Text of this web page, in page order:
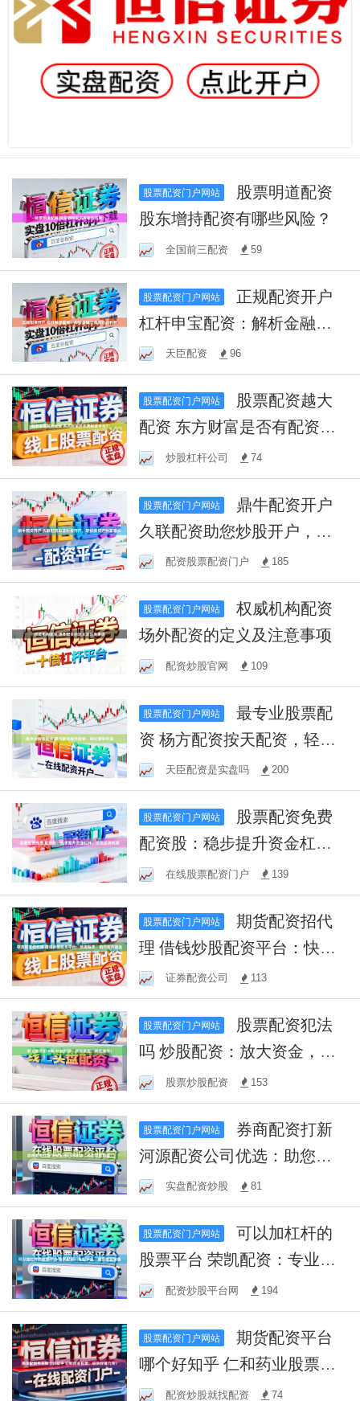
股票配资门户网站
股东增持配资有哪些风险？
全国前三配资 59
股票配资门户网站
杠杆申宝配资：解析金融工
具背后的利弊
天臣配资 96
股票配资门户网站
配资 东方财富是否有配资平
台？炒股杠杆公司 74
股票配资门户网站
久联配资助您炒股开户，轻
松投资迎财富增长
配资股票配资门户 185
股票配资门户网站
权威机构配资
场外配资的定义及注意事项
配资炒股官网 109
股票配资门户网站
最专业股票配
资 杨方配资按天配资，轻松
赚取收益
天臣配资是实盘吗 200
股票配资门户网站
配资股：稳步提升资金杠
杆，抓住投资机遇
在线股票配资门户 139
股票配资门户网站
期货配资招代
理 借钱炒股配资平台：快速
融资，助你股市掘金
证券配资公司 113
股票配资门户网站
吗 炒股配资：放大资金，掘
金股市！
股票炒股配资 153
股票配资门户网站
河源配资公司优选：助您财
富增值！
实盘配资炒股 81
股票配资门户网站
可以加杠杆的
股票平台 荣凯配资：专业平
台，助您财富增值
配资炒股平台网 194
股票配资门户网站
期货配资平台
哪个好知乎 仁和药业股票：
投资价值几何？
配资炒股就找配资 74